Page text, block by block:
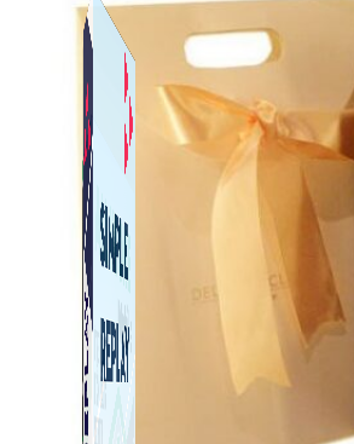
App ghi hình tự động quy trình
Shopee, Lazada, Tiktokshop